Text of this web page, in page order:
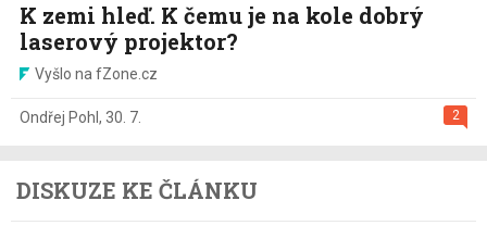
K zemi hleď. K čemu je na kole dobrý
laserový projektor?
Vyšlo na fZone.cz
2
Ondřej Pohl , 30. 7.
DISKUZE KE ČLÁNKU